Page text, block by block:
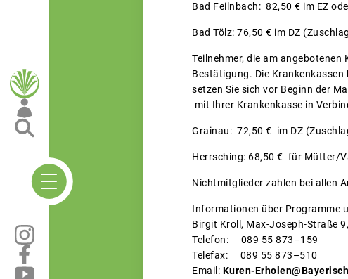
Bad Feilnbach: 82,50 € im EZ
Bad Tölz: 76,50 € im DZ
Teilnehmer, die am
Bestätigung. Die
setzen Sie sich vor Beginn der
mit Ihrer Krankenkasse in
Grainau: 72,50 € im DZ
Herrsching: 68,50 € für Mütter/
Nichtmitglieder zahlen bei allen
Informationen über Programme
Birgit Kroll, Max-Joseph-Straße
Telefon: 089 55 873–159
Telefax: 089 55 873–510
Email: Kuren-